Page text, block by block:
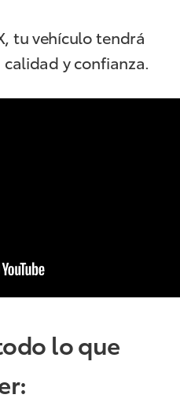
tu vehículo tendrá
y confianza.
lo que